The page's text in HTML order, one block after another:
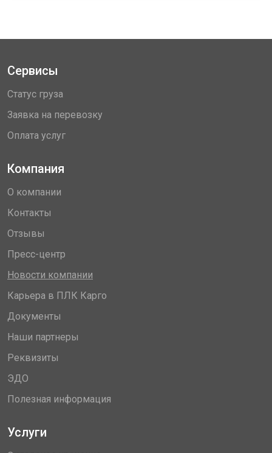
Сервисы
Статус груза
Заявка на перевозку
Оплата услуг
Компания
О компании
Контакты
Отзывы
Пресс-центр
Новости компании
Карьера в ПЛК Карго
Документы
Наши партнеры
Реквизиты
ЭДО
Полезная информация
Услуги